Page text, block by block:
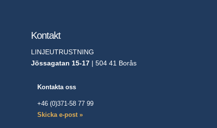
Kontakt
LINJEUTRUSTNING
Jössagatan 15-17| 504 41 Borås
Kontakta oss
+46 (0)371-58 77 99
Skicka e-post »